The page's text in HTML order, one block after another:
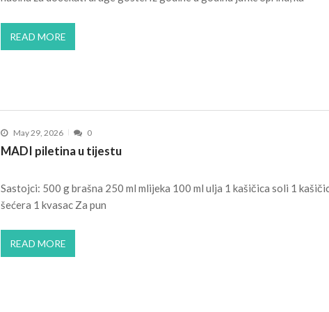
READ MORE
May 29, 2026 0
MADI piletina u tijestu
Sastojci: 500 g brašna 250 ml mlijeka 100 ml ulja 1 kašičica soli 1
šećera 1 kvasac Za pun
READ MORE